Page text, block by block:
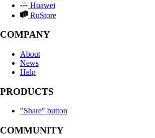
Huawei
RuStore
COMPANY
About
News
Help
PRODUCTS
"Share" button
COMMUNITY